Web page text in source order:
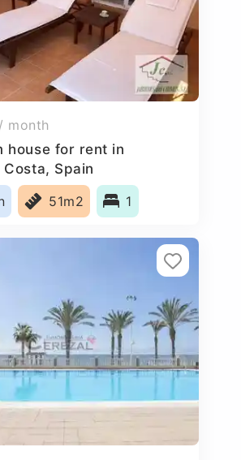
/ month
house for rent in
Spain
51m2 1